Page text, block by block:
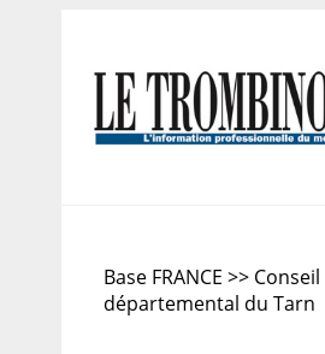
Base FRANCE >> Conseil
départemental du Tarn